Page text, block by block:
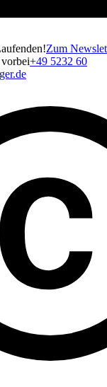
Zum
+49 5232 60